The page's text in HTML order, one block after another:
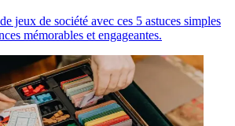
jeux de société avec ces 5 astuces simples
mémorables et engageantes.